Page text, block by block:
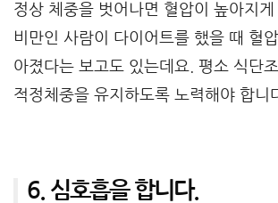
정상 체중을 벗어나면 혈압이 높아지
비만인 사람이 다이어트를 했을 때 혈
아졌다는 보고도 있는데요. 평소 식단
적정체중을 유지하도록 노력해야 합니
6. 심호흡을 합니다.